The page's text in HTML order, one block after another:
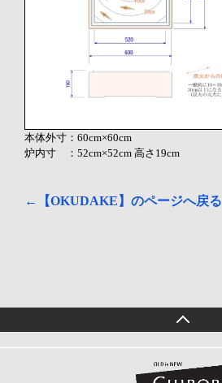
本体外寸：60cm×60cm
炉内寸 ：52cm×52cm 高さ19cm
←【OKUDAKE】のページへ戻る